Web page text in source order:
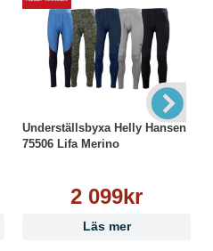
Underställsbyxa Helly Hansen
75506 Lifa Merino
2 099kr
Läs mer